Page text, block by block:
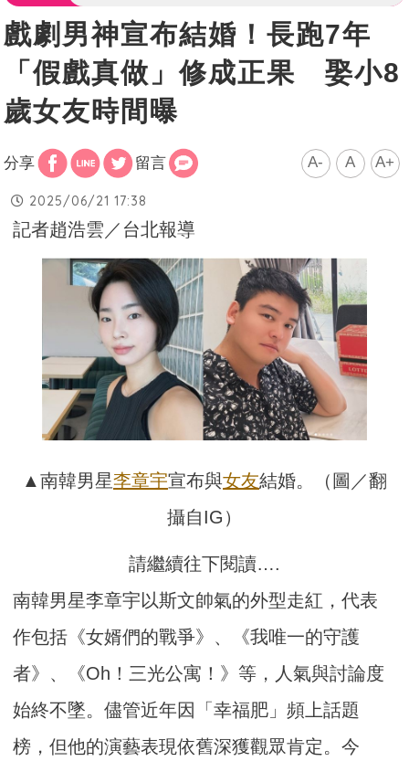
戲劇男神宣布結婚！長跑7年
「假戲真做」修成正果 娶小8
歲女友時間曝
分享 留言 A- A A+
2025/06/21 17:38
記者趙浩雲／台北報導
▲南韓男星李章宇宣布與女友結婚。（圖／翻
攝自IG）
請繼續往下閱讀….
南韓男星李章宇以斯文帥氣的外型走紅，代表
作包括《女婿們的戰爭》、《我唯一的守護
者》、《Oh！三光公寓！》等，人氣與討論度
始終不墜。儘管近年因「幸福肥」頻上話題
榜，但他的演藝表現依舊深獲觀眾肯定。今